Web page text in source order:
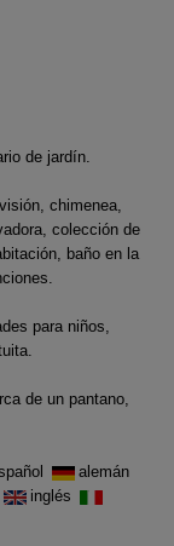
de jardín.
chimenea,
colección de
baño en la
para niños,
de un pantano,
alemán
inglés